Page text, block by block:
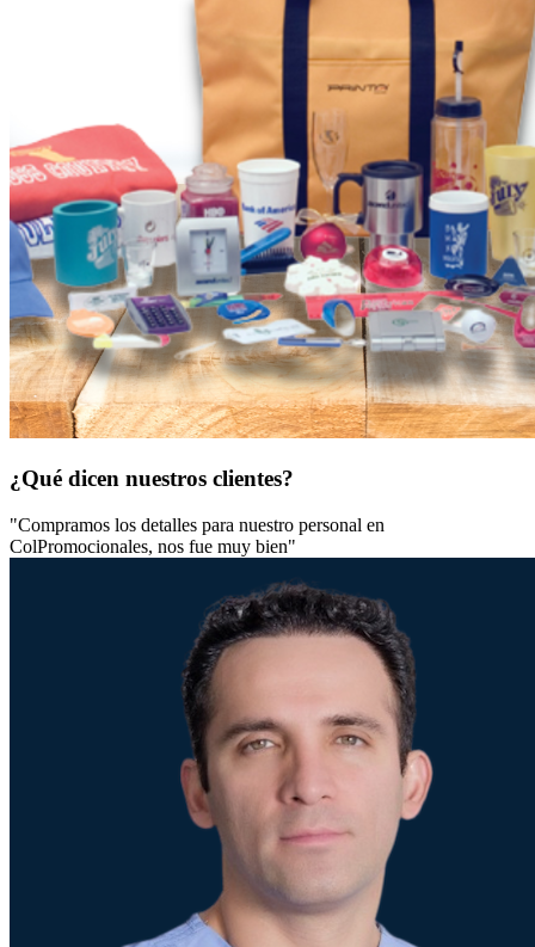
¿Qué dicen nuestros clientes?
"Compramos los detalles para nuestro personal en
ColPromocionales, nos fue muy bien"